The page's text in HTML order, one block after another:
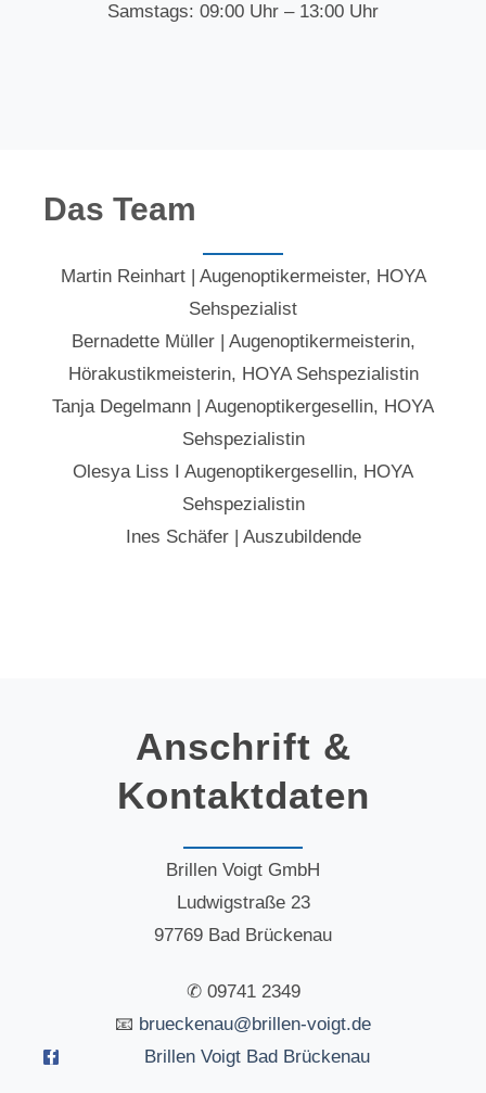
Samstags: 09:00 Uhr – 13:00 Uhr
Das Team
Martin Reinhart | Augenoptikermeister, HOYA
Sehspezialist
Bernadette Müller | Augenoptikermeisterin,
Hörakustikmeisterin, HOYA Sehspezialistin
Tanja Degelmann | Augenoptikergesellin, HOYA
Sehspezialistin
Olesya Liss I Augenoptikergesellin, HOYA
Sehspezialistin
Ines Schäfer | Auszubildende
Anschrift &
Kontaktdaten
Brillen Voigt GmbH
Ludwigstraße 23
97769 Bad Brückenau
✆ 09741 2349
📧 brueckenau@brillen-voigt.de
Brillen Voigt Bad Brückenau